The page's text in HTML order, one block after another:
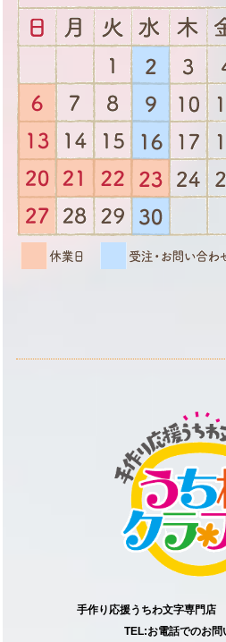
手作り応援うちわ文字専門
TEL:お電話でのお問